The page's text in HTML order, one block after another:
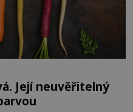
Její neuvěřitelný